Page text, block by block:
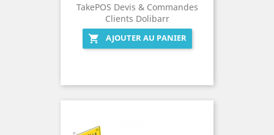
TakePOS Devis & Commandes
Clients Dolibarr

AJOUTER AU PANIER